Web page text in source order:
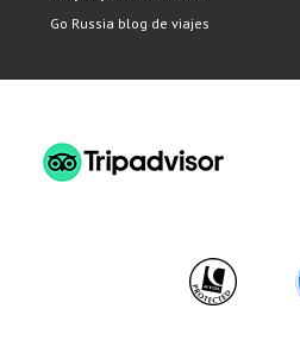
Go Russia blog de viajes